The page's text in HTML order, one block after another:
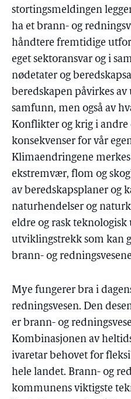
stortingsmeldingen
ha et brann- og
håndtere fremtidige
eget sektoransvar og i
nødetater og
beredskapen påvirkes
samfunn, men også av
Konflikter og krig i andre
konsekvenser for vår
Klimaendringene
ekstremvær, flom og
av beredskapsplaner og
naturhendelser og
eldre og rask
utviklingstrekk som kan
brann- og
Mye fungerer bra i
redningsvesen. Den
er brann- og
Kombinasjonen av
ivaretar behovet for
hele landet. Brann- og
kommunens viktigste